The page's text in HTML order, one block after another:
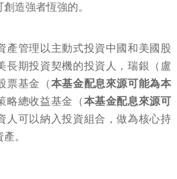
造強者恆強的。
產管理以主動式投資中國和美國股
長期投資契機的投資人，瑞銀（盧
票基金（ 本基金配息來源可能為本
略總收益基金（ 本基金配息來源可
人可以納入投資組合，做為核心持
。